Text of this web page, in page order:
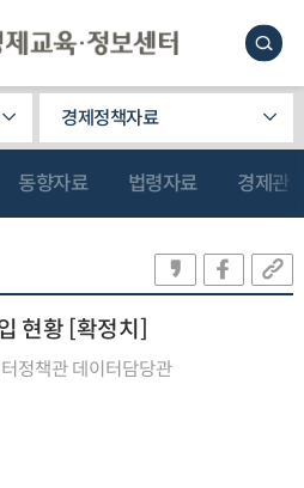
경제정책자료
동향자료 법령자료 경제관
현황 [확정치]
정책관 데이터담당관